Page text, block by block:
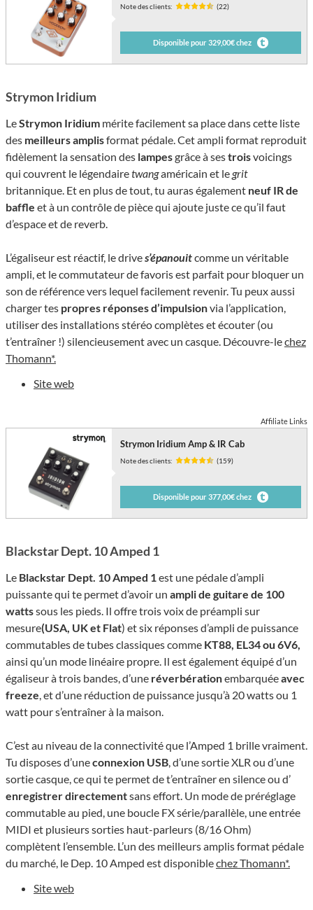
Note des clients: (22)
Disponible pour 329,00€ chez
Strymon Iridium
LeStrymon Iridium mérite facilement sa place dans cette liste
des meilleurs amplisformat pédale. Cet ampli format reproduit
fidèlement la sensation des lampesgrâce à sestroisvoicings
qui couvrent le légendairetwangaméricain et le grit
britannique. Et en plus de tout, tu auras également neuf IR de
baffle et à un contrôle de pièce qui ajoute juste ce qu’il faut
d’espace et de reverb.
L’égaliseur est réactif, le drives’épanouitcomme un véritable
ampli, et le commutateur de favoris est parfait pour bloquer un
son de référence vers lequel facilement revenir. Tu peux aussi
charger tes propres réponses d’impulsionvia l’application,
utiliser des installations stéréo complètes et écouter (ou
t’entraîner !) silencieusement avec un casque. Découvre-lechez
Thomann*.
Site web
Affiliate Links
Strymon Iridium Amp & IR Cab
Note des clients: (159)
Disponible pour 377,00€ chez
Blackstar Dept. 10 Amped 1
Le Blackstar Dept. 10 Amped 1est une pédale d’ampli
puissante qui te permet d’avoir un ampli de guitare de 100
wattssous les pieds. Il offre trois voix de préampli sur
mesure(USA, UK et Flat) et six réponses d’ampli de puissance
commutables de tubes classiques comme KT88, EL34 ou 6V6,
ainsi qu’un mode linéaire propre. Il est également équipé d’un
égaliseur à trois bandes, d’une réverbérationembarquéeavec
freeze, et d’une réduction de puissance jusqu’à 20 watts ou 1
watt pour s’entraîner à la maison.
C’est au niveau de la connectivité que l’Amped 1 brille vraiment.
Tu disposes d’uneconnexion USB, d’une sortie XLR ou d’une
sortie casque, ce qui te permet de t’entraîner en silence ou d’
enregistrer directementsans effort. Un mode de préréglage
commutable au pied, une boucle FX série/parallèle, une entrée
MIDI et plusieurs sorties haut-parleurs (8/16 Ohm)
complètent l’ensemble. L’un des meilleurs amplis format pédale
du marché, le Dep. 10 Amped est disponiblechez Thomann*.
Site web